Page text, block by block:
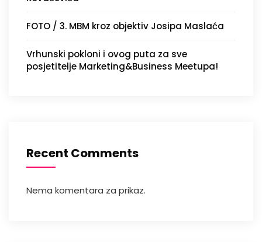
FOTO / 3. MBM kroz objektiv Josipa Maslaća
Vrhunski pokloni i ovog puta za sve
posjetitelje Marketing&Business Meetupa!
Recent Comments
Nema komentara za prikaz.